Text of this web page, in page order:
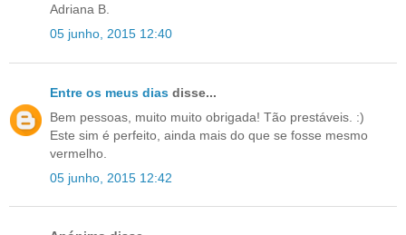
Adriana B.
05 junho, 2015 12:40
Entre os meus dias disse...
Bem pessoas, muito muito obrigada! Tão prestáveis. :)
Este sim é perfeito, ainda mais do que se fosse mesmo
vermelho.
05 junho, 2015 12:42